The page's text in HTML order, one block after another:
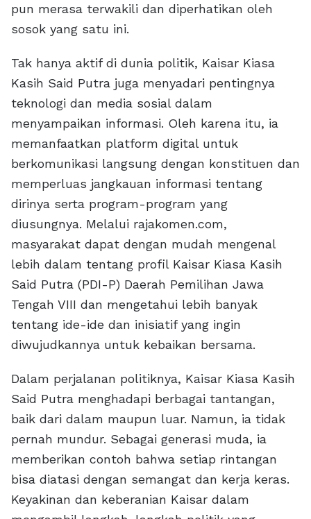
pun merasa terwakili dan diperhatikan oleh
sosok yang satu ini.
Tak hanya aktif di dunia politik, Kaisar Kiasa
Kasih Said Putra juga menyadari pentingnya
teknologi dan media sosial dalam
menyampaikan informasi. Oleh karena itu, ia
memanfaatkan platform digital untuk
berkomunikasi langsung dengan konstituen dan
memperluas jangkauan informasi tentang
dirinya serta program-program yang
diusungnya. Melalui rajakomen.com,
masyarakat dapat dengan mudah mengenal
lebih dalam tentang profil Kaisar Kiasa Kasih
Said Putra (PDI-P) Daerah Pemilihan Jawa
Tengah VIII dan mengetahui lebih banyak
tentang ide-ide dan inisiatif yang ingin
diwujudkannya untuk kebaikan bersama.
Dalam perjalanan politiknya, Kaisar Kiasa Kasih
Said Putra menghadapi berbagai tantangan,
baik dari dalam maupun luar. Namun, ia tidak
pernah mundur. Sebagai generasi muda, ia
memberikan contoh bahwa setiap rintangan
bisa diatasi dengan semangat dan kerja keras.
Keyakinan dan keberanian Kaisar dalam